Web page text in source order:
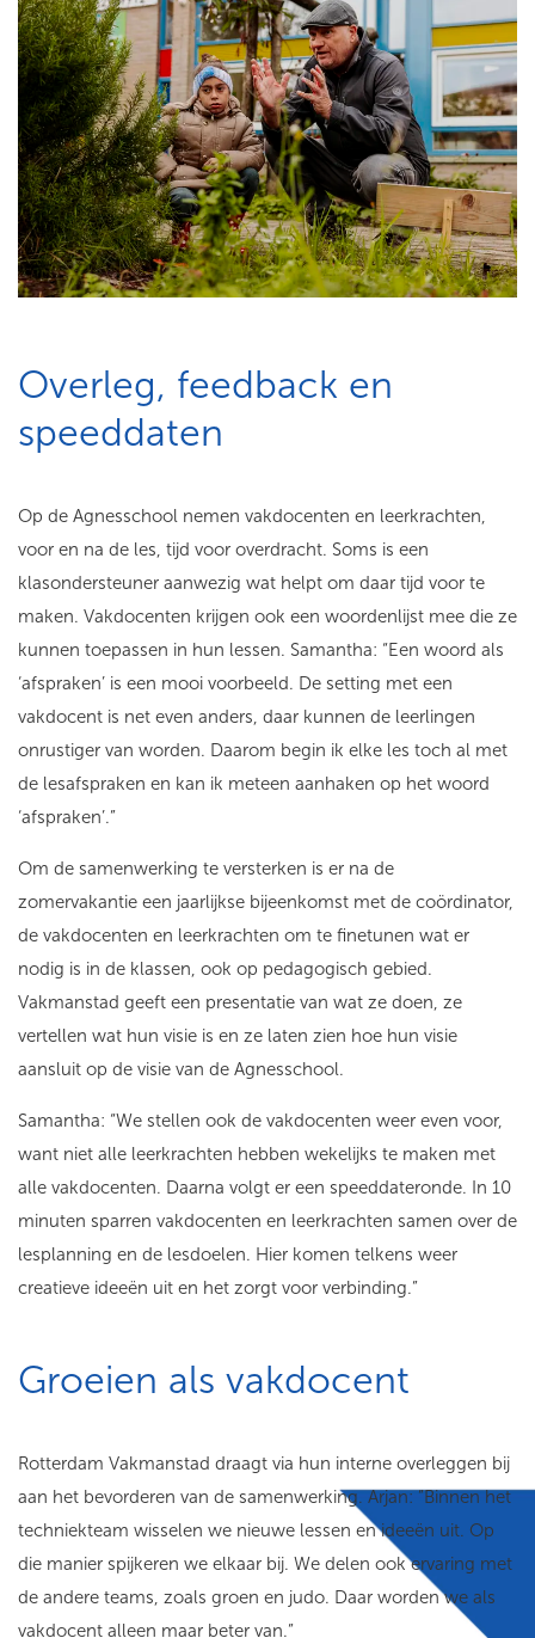
Overleg, feedback en
speeddaten
Op de Agnesschool nemen vakdocenten en leerkrachten,
voor en na de les, tijd voor overdracht. Soms is een
klasondersteuner aanwezig wat helpt om daar tijd voor te
maken. Vakdocenten krijgen ook een woordenlijst mee die ze
kunnen toepassen in hun lessen. Samantha: “Een woord als
‘afspraken’ is een mooi voorbeeld. De setting met een
vakdocent is net even anders, daar kunnen de leerlingen
onrustiger van worden. Daarom begin ik elke les toch al met
de lesafspraken en kan ik meteen aanhaken op het woord
‘afspraken’.”
Om de samenwerking te versterken is er na de
zomervakantie een jaarlijkse bijeenkomst met de coördinator,
de vakdocenten en leerkrachten om te finetunen wat er
nodig is in de klassen, ook op pedagogisch gebied.
Vakmanstad geeft een presentatie van wat ze doen, ze
vertellen wat hun visie is en ze laten zien hoe hun visie
aansluit op de visie van de Agnesschool.
Samantha: “We stellen ook de vakdocenten weer even voor,
want niet alle leerkrachten hebben wekelijks te maken met
alle vakdocenten. Daarna volgt er een speeddateronde. In 10
minuten sparren vakdocenten en leerkrachten samen over de
lesplanning en de lesdoelen. Hier komen telkens weer
creatieve ideeën uit en het zorgt voor verbinding.”
Groeien als vakdocent
Rotterdam Vakmanstad draagt via hun interne overleggen bij
aan het bevorderen van de samenwerking. Arjan: ”Binnen het
techniekteam wisselen we nieuwe lessen en ideeën uit. Op
die manier spijkeren we elkaar bij. We delen ook ervaring met
de andere teams, zoals groen en judo. Daar worden we als
vakdocent alleen maar beter van.”